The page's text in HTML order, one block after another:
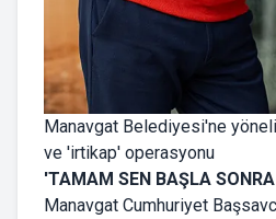
Manavgat Belediyesi'ne
ve 'irtikap' operasyonu
'TAMAM SEN BAŞLA
Manavgat Cumhuriyet